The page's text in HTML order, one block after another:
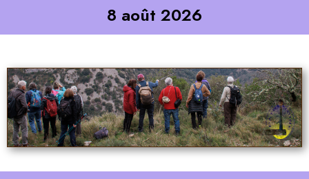
8 août 2026